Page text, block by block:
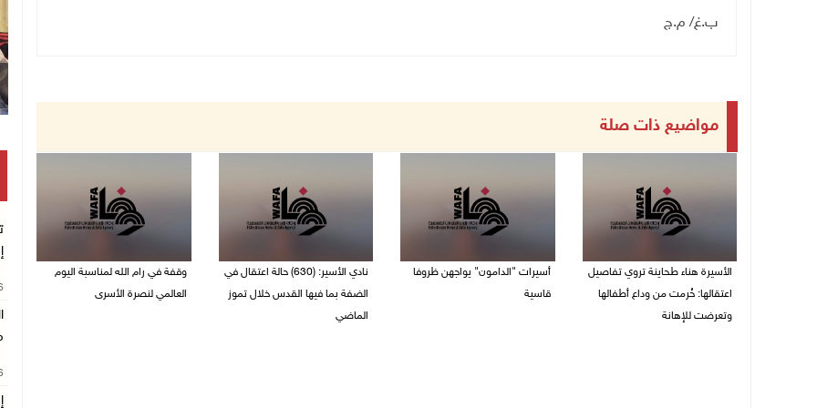
ب.غ/ م.ج
مواضيع ذات صلة
الأسيرة هناء طحاينة تروي تفاصيل
اعتقالها: حُرمت من وداع أطفالها
وتعرضت للإهانة
أسيرات "الدامون" يواجهن ظروفا
قاسية
نادي الأسير: (630) حالة اعتقال في
الضفة بما فيها القدس خلال تموز
الماضي
وقفة في رام الله لمناسبة اليوم
العالمي لنصرة الأسرى